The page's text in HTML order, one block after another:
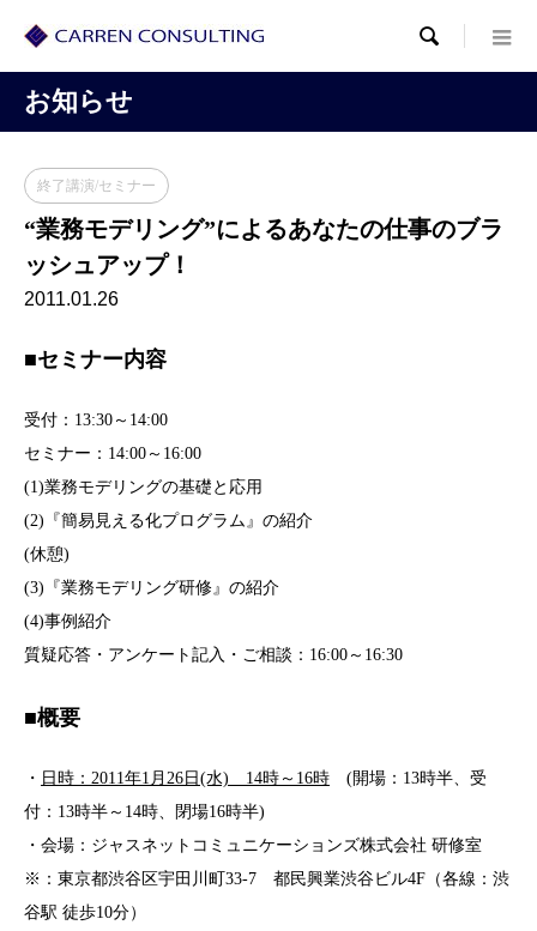

お知らせ
終了講演/セミナー
“業務モデリング”によるあなたの仕事のブラ
ッシュアップ！
2011.01.26
■セミナー内容
受付：13:30～14:00
セミナー：14:00～16:00
(1)業務モデリングの基礎と応用
(2)『簡易見える化プログラム』の紹介
(休憩)
(3)『業務モデリング研修』の紹介
(4)事例紹介
質疑応答・アンケート記入・ご相談：16:00～16:30
■概要
・ 日時：2011年1月26日(水) 14時～16時 (開場：13時半、受
付：13時半～14時、閉場16時半)
・会場：ジャスネットコミュニケーションズ株式会社 研修室
※：東京都渋谷区宇田川町33-7 都民興業渋谷ビル4F（各線：渋
谷駅 徒歩10分）